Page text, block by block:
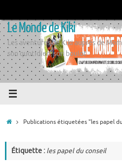
contenu
Le Monde de Kiki
Les aventures de Kiki auprès de
son quotidien, son boulot
AccueilPublications étiquetées "les papel
Étiquette : les papel du conseil